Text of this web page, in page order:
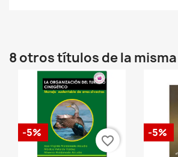
8 otros títulos de la
-5%
favorite_border
-5%